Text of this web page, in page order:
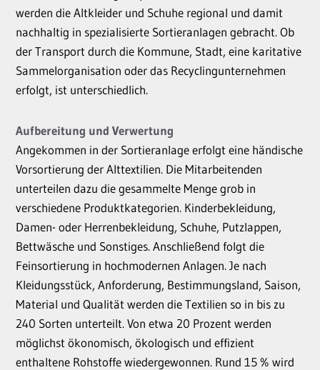
werden die Altkleider und Schuhe regional und damit
nachhaltig in spezialisierte Sortieranlagen gebracht. Ob
der Transport durch die Kommune, Stadt, eine karitative
Sammelorganisation oder das Recyclingunternehmen
erfolgt, ist unterschiedlich.
Aufbereitung und Verwertung
Angekommen in der Sortieranlage erfolgt eine händische
Vorsortierung der Alttextilien. Die Mitarbeitenden
unterteilen dazu die gesammelte Menge grob in
verschiedene Produktkategorien. Kinderbekleidung,
Damen- oder Herrenbekleidung, Schuhe, Putzlappen,
Bettwäsche und Sonstiges. Anschließend folgt die
Feinsortierung in hochmodernen Anlagen. Je nach
Kleidungsstück, Anforderung, Bestimmungsland, Saison,
Material und Qualität werden die Textilien so in bis zu
240 Sorten unterteilt. Von etwa 20 Prozent werden
möglichst ökonomisch, ökologisch und effizient
enthaltene Rohstoffe wiedergewonnen. Rund 15 % wird